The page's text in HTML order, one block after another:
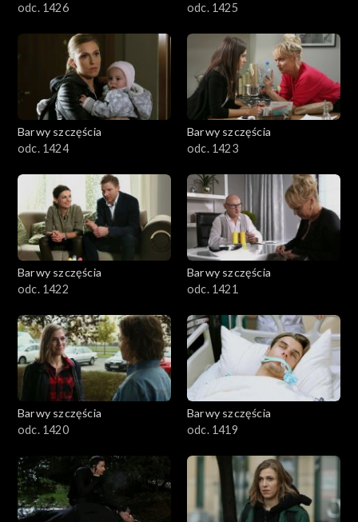
odc. 1426
odc. 1425
Barwy szczęścia
odc. 1424
Barwy szczęścia
odc. 1423
Barwy szczęścia
odc. 1422
Barwy szczęścia
odc. 1421
Barwy szczęścia
odc. 1420
Barwy szczęścia
odc. 1419